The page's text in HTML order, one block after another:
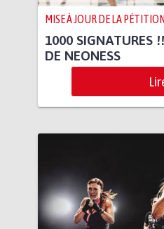
MISE À JOUR DE LA
1000 SIGNATURES
DE NEONESS